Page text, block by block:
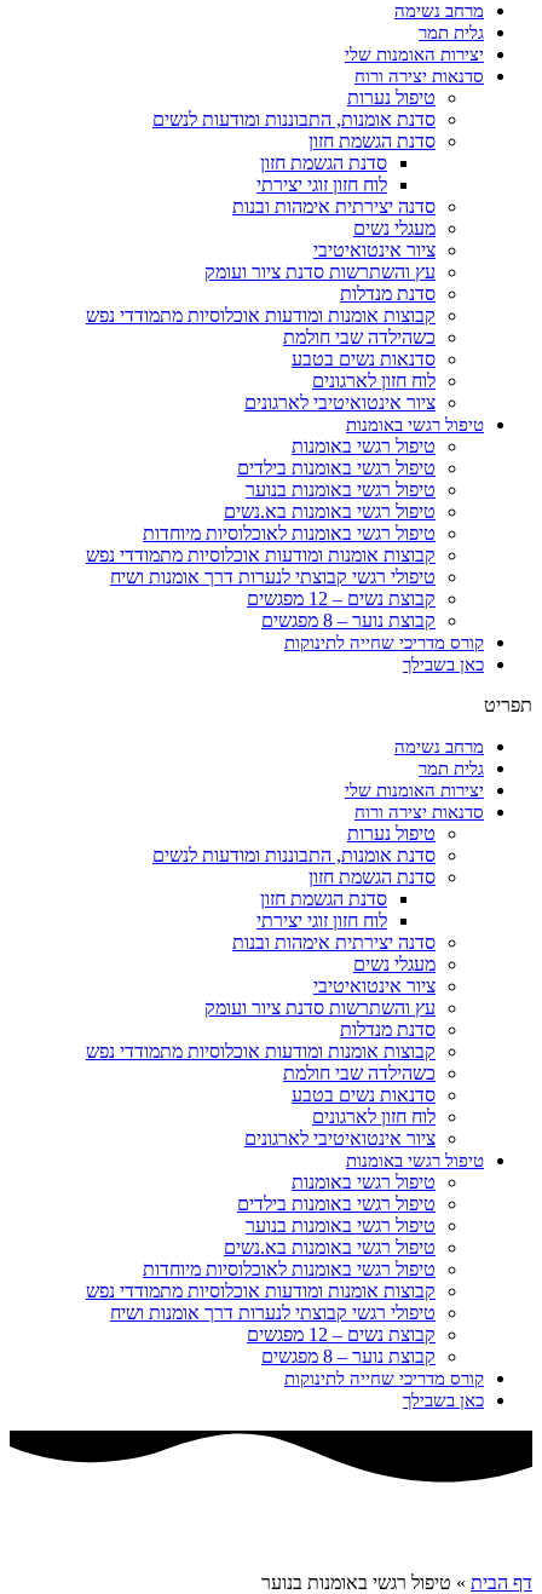
מרחב נשימה
גלית תמר
יצירות האומנות שלי
סדנאות יצירה ורוח
טיפול נערות
סדנת אומנות, התבוננות ומודעות לנשים
סדנת הגשמת חזון
סדנת הגשמת חזון
לוח חזון זוגי יצירתי
סדנה יצירתית אימהות ובנות
מעגלי נשים
ציור אינטואיטיבי
עץ והשתרשות סדנת ציור ועומק
סדנת מנדלות
קבוצות אומנות ומודעות אוכלוסיות מתמודדי נפש
כשהילדה שבי חולמת
סדנאות נשים בטבע
לוח חזון לארגונים
ציור אינטואיטיבי לארגונים
טיפול רגשי באומנות
טיפול רגשי באומנות
טיפול רגשי באומנות בילדים
טיפול רגשי באומנות בנוער
טיפול רגשי באומנות בא.נשים
טיפול רגשי באומנות לאוכלוסיות מיוחדות
קבוצות אומנות ומודעות אוכלוסיות מתמודדי נפש
טיפולי רגשי קבוצתי לנערות דרך אומנות ושיח
קבוצת נשים – 12 מפגשים
קבוצת נוער – 8 מפגשים
קורס מדריכי שחייה לתינוקות
כאן בשבילך
תפריט
מרחב נשימה
גלית תמר
יצירות האומנות שלי
סדנאות יצירה ורוח
טיפול נערות
סדנת אומנות, התבוננות ומודעות לנשים
סדנת הגשמת חזון
סדנת הגשמת חזון
לוח חזון זוגי יצירתי
סדנה יצירתית אימהות ובנות
מעגלי נשים
ציור אינטואיטיבי
עץ והשתרשות סדנת ציור ועומק
סדנת מנדלות
קבוצות אומנות ומודעות אוכלוסיות מתמודדי נפש
כשהילדה שבי חולמת
סדנאות נשים בטבע
לוח חזון לארגונים
ציור אינטואיטיבי לארגונים
טיפול רגשי באומנות
טיפול רגשי באומנות
טיפול רגשי באומנות בילדים
טיפול רגשי באומנות בנוער
טיפול רגשי באומנות בא.נשים
טיפול רגשי באומנות לאוכלוסיות מיוחדות
קבוצות אומנות ומודעות אוכלוסיות מתמודדי נפש
טיפולי רגשי קבוצתי לנערות דרך אומנות ושיח
קבוצת נשים – 12 מפגשים
קבוצת נוער – 8 מפגשים
קורס מדריכי שחייה לתינוקות
כאן בשבילך
דף הבית » טיפול רגשי באומנות בנוער